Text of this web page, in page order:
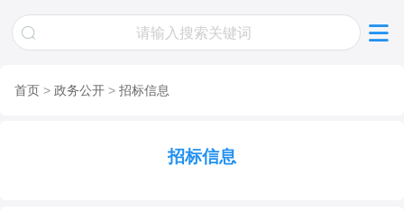
首页 > 政务公开 > 招标信息
招标信息